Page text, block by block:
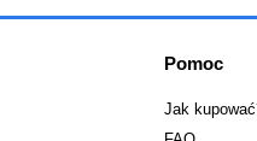
Pomoc
Jak